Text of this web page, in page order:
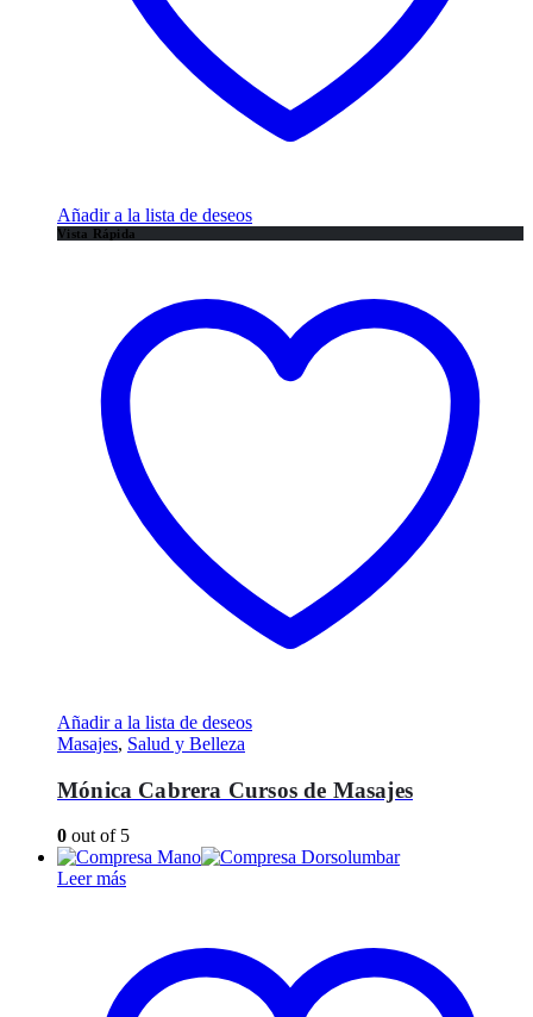
Añadir a la lista de deseos
Vista Rápida
Añadir a la lista de deseos
Masajes, Salud y Belleza
Mónica Cabrera Cursos de Masajes
0 out of 5
Leer más